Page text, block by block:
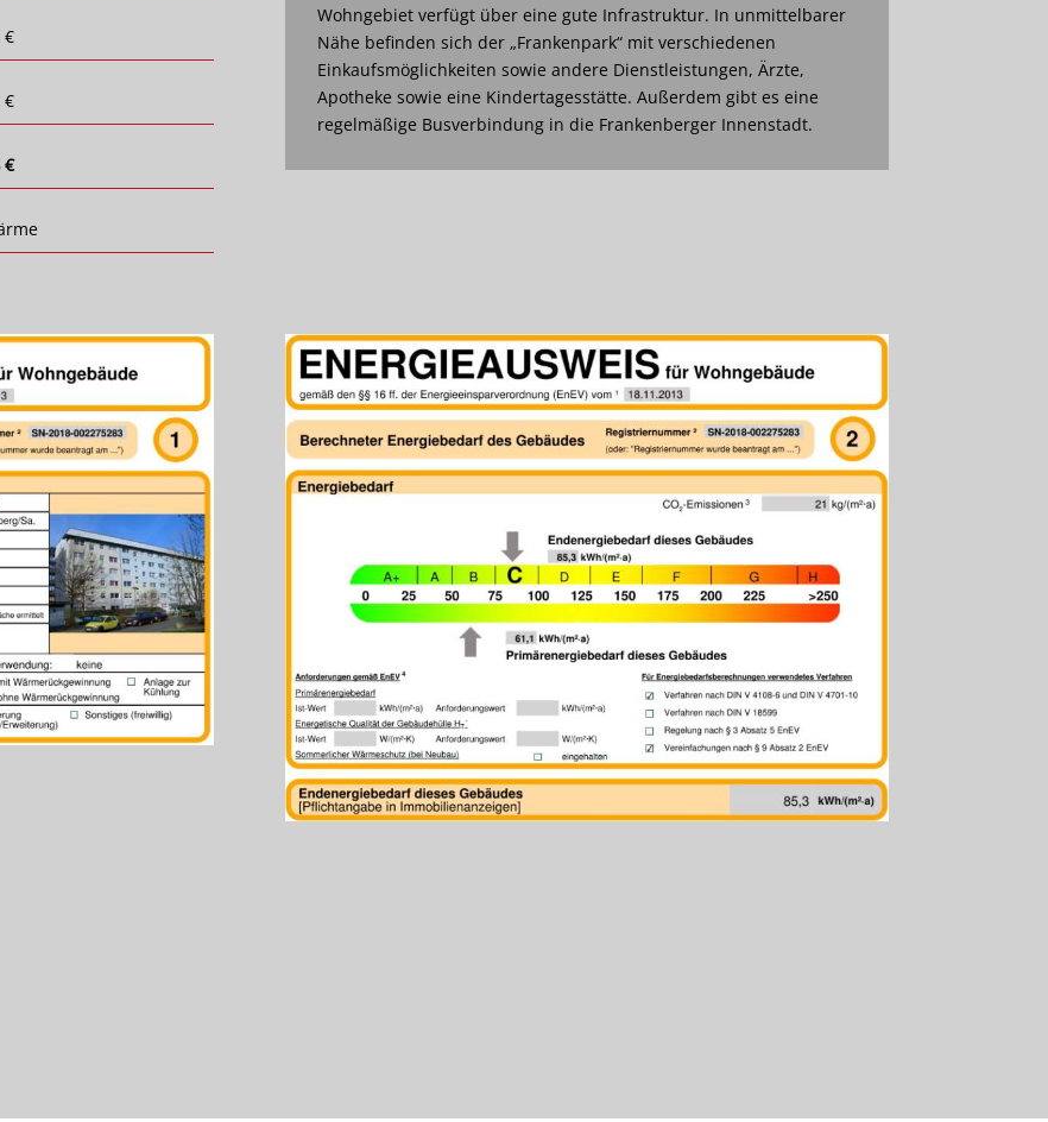
€
€
€
Wohngebiet verfügt über eine gute Infrastruktur. In unmittelbarer
Nähe befinden sich der „Frankenpark“ mit verschiedenen
Einkaufsmöglichkeiten sowie andere Dienstleistungen, Ärzte,
Apotheke sowie eine Kindertagesstätte. Außerdem gibt es eine
regelmäßige Busverbindung in die Frankenberger Innenstadt.